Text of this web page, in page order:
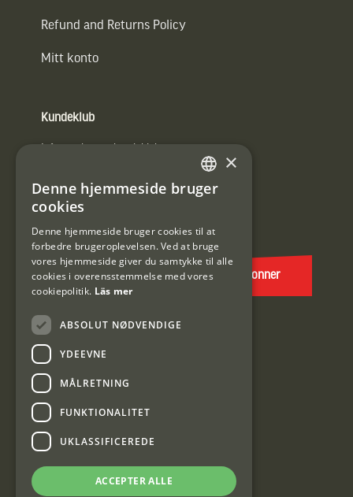
Refund and Returns Policy
Mitt konto
Kundeklub
E-
post
(Påkrævet)
Abonner
Interjakt DK
Interjakt Sweden AB, Årjäng
Org: 553222-3915
SWEDISH
×
Denne hjemmeside bruger
cookies
Denne hjemmeside bruger cookies til at
forbedre brugeroplevelsen. Ved at bruge
vores hjemmeside giver du samtykke til alle
cookies i overensstemmelse med vores
cookiepolitik. Läs mer
ABSOLUT NØDVENDIGE
YDEEVNE
MÅLRETNING
FUNKTIONALITET
UKLASSIFICEREDE
ACCEPTER ALLE